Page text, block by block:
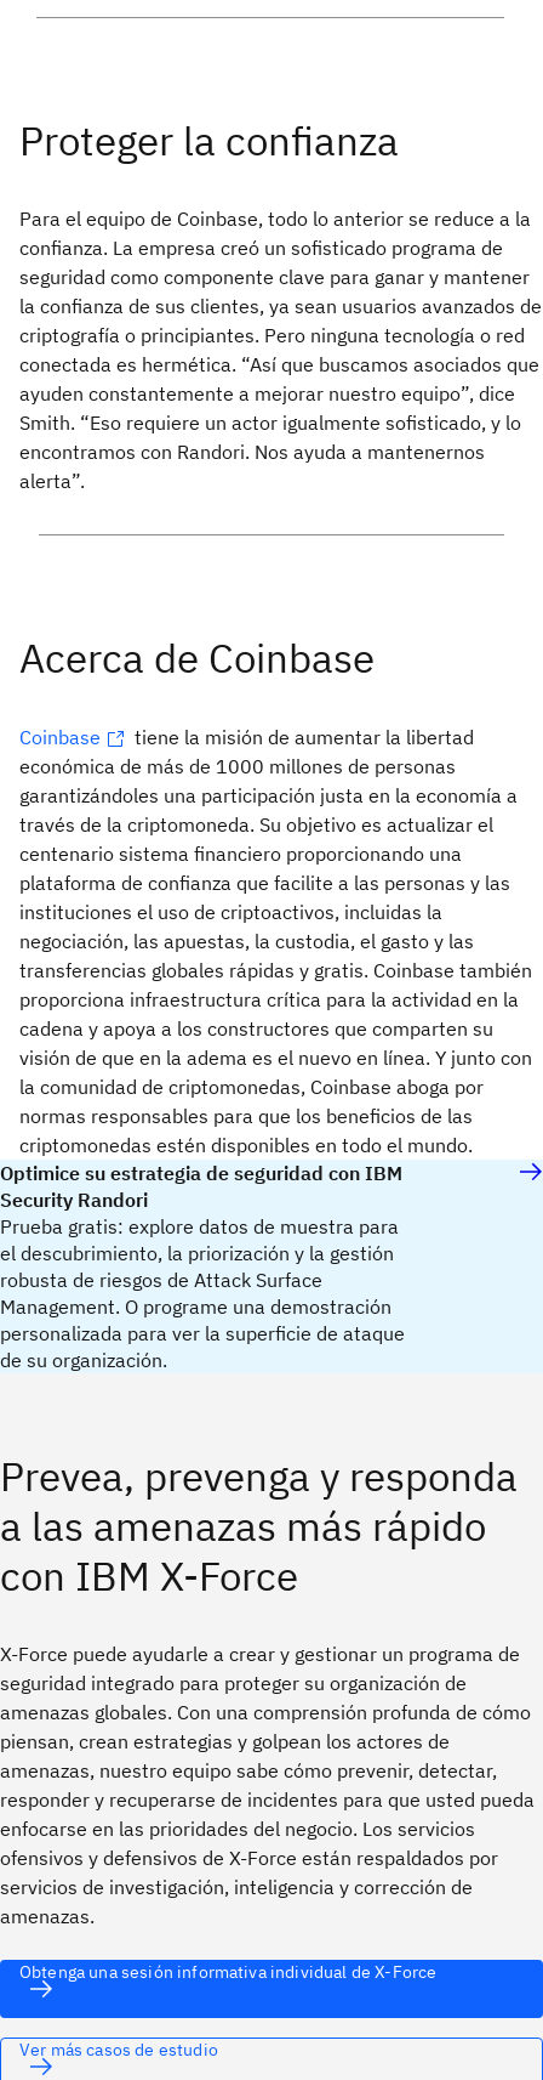
Para el equipo de Coinbase, todo lo anterior se reduce a la
confianza. La empresa creó un sofisticado programa de
seguridad como componente clave para ganar y mantener
la confianza de sus clientes, ya sean usuarios avanzados de
criptografía o principiantes. Pero ninguna tecnología o red
conectada es hermética. “Así que buscamos asociados que
ayuden constantemente a mejorar nuestro equipo”, dice
Smith. “Eso requiere un actor igualmente sofisticado, y lo
encontramos con Randori. Nos ayuda a mantenernos
alerta”.
Coinbase
tiene la misión de aumentar la libertad
económica de más de 1000 millones de personas
garantizándoles una participación justa en la economía a
través de la criptomoneda. Su objetivo es actualizar el
centenario sistema financiero proporcionando una
plataforma de confianza que facilite a las personas y las
instituciones el uso de criptoactivos, incluidas la
negociación, las apuestas, la custodia, el gasto y las
transferencias globales rápidas y gratis. Coinbase también
proporciona infraestructura crítica para la actividad en la
cadena y apoya a los constructores que comparten su
visión de que en la adema es el nuevo en línea. Y junto con
la comunidad de criptomonedas, Coinbase aboga por
normas responsables para que los beneficios de las
criptomonedas estén disponibles en todo el mundo.
Optimice su estrategia de seguridad con IBM
Security Randori
Prueba gratis: explore datos de muestra para
el descubrimiento, la priorización y la gestión
robusta de riesgos de Attack Surface
Management. O programe una demostración
personalizada para ver la superficie de ataque
de su organización.
Prevea, prevenga y responda
a las amenazas más rápido
con IBM X-Force
X-Force puede ayudarle a crear y gestionar un programa de
seguridad integrado para proteger su organización de
amenazas globales. Con una comprensión profunda de cómo
piensan, crean estrategias y golpean los actores de
amenazas, nuestro equipo sabe cómo prevenir, detectar,
responder y recuperarse de incidentes para que usted pueda
enfocarse en las prioridades del negocio. Los servicios
ofensivos y defensivos de X-Force están respaldados por
servicios de investigación, inteligencia y corrección de
amenazas.
Obtenga una sesión informativa individual de X-Force
Ver más casos de estudio